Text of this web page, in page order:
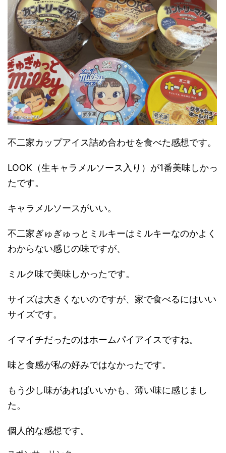
不二家カップアイス詰め合わせを食べた感想です。
LOOK（生キャラメルソース入り）が1番美味しかっ
たです。
キャラメルソースがいい。
不二家ぎゅぎゅっとミルキーはミルキーなのかよく
わからない感じの味ですが、
ミルク味で美味しかったです。
サイズは大きくないのですが、家で食べるにはいい
サイズです。
イマイチだったのはホームパイアイスですね。
味と食感が私の好みではなかったです。
もう少し味があればいいかも、薄い味に感じまし
た。
個人的な感想です。